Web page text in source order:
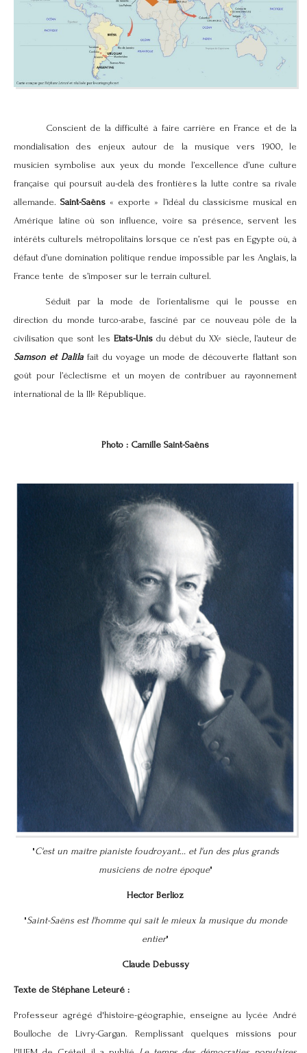
Conscient de la difficulté à faire carrière en France et de la
mondialisation des enjeux autour de la musique vers 1900, le
musicien symbolise aux yeux du monde l’excellence d’une culture
française qui poursuit au-delà des frontières la lutte contre sa rivale
allemande.Saint-Saëns « exporte » l’idéal du classicisme musical en
Amérique latine où son influence, voire sa présence, servent les
intérêts culturels métropolitains lorsque ce n’est pas en Egypte où, à
défaut d’une domination politique rendue impossible par les Anglais, la
France tente de s’imposer sur le terrain culturel.
Séduit par la mode de l’orientalisme qui le pousse en
direction du monde turco-arabe, fasciné par ce nouveau pôle de la
civilisation que sont les Etats-Unisdu début du XXe
siècle, l’auteur de
Samson et Dalilafait du voyage un mode de découverte flattant son
goût pour l’éclectisme et un moyen de contribuer au rayonnement
international de la IIIe République.
Photo : Camille Saint-Saëns
"C'est un maître pianiste foudroyant... et l'un des plus grands
musiciens de notre époque"
Hector Berlioz
"Saint-Saëns est l'homme qui sait le mieux la musique du monde
entier"
Claude Debussy
Texte de Stéphane Leteuré :
Professeur agrégé d'histoire-géographie, enseigne au lycée André
Boulloche de Livry-Gargan. Remplissant quelques missions pour